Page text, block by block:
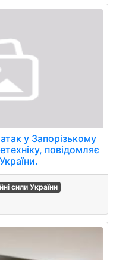
у Запорізькому
повідомляє
сили України